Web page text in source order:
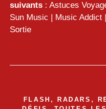
suivants : Astuces
Sun Music
Music Addict
Sortie
FLASH, RADARS,